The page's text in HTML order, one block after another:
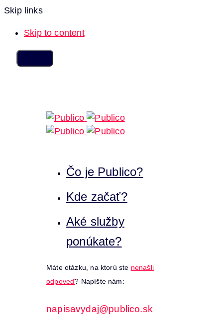
Skip links
Skip to content
Čo je Publico?
Kde začať?
Aké služby
ponúkate?
Máte otázku, na ktorú ste nenašli
odpoveď? Napíšte nám:
napisavydaj@publico.sk